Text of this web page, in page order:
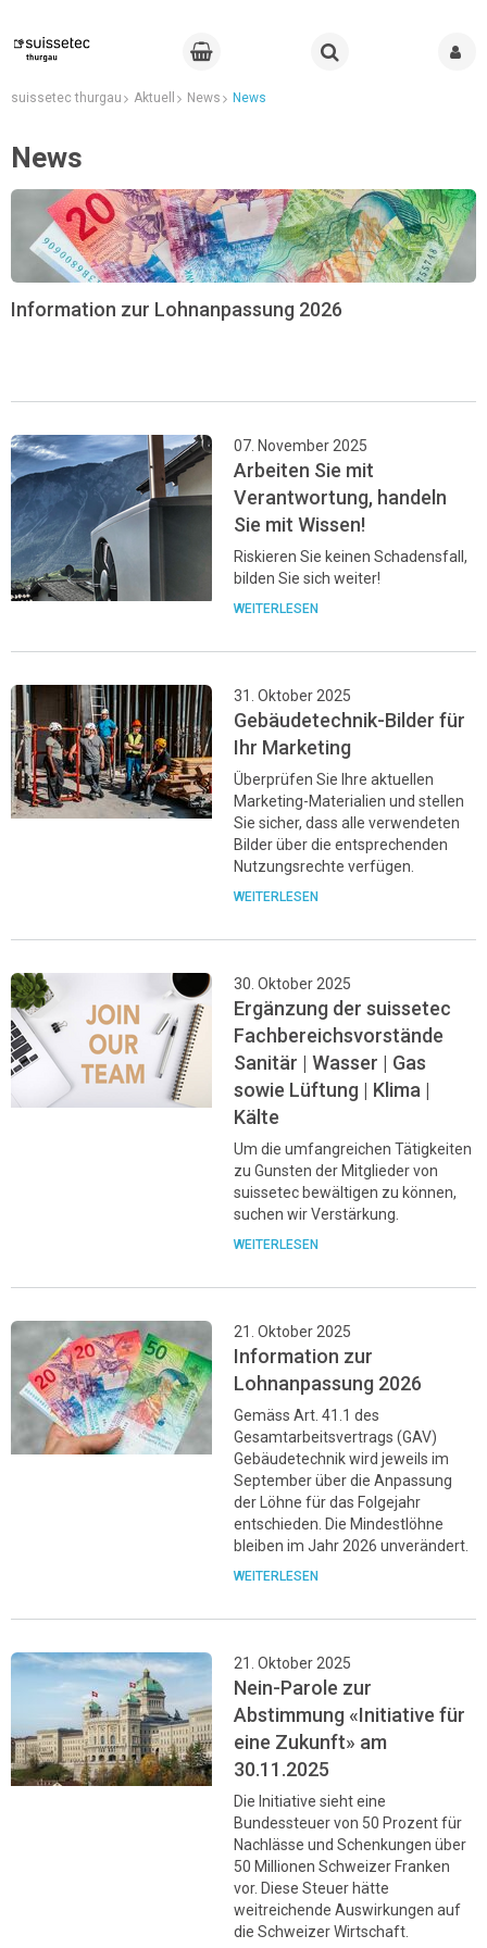
suissetec thurgau Aktuell News News
News
07. November 2025
Arbeiten Sie mit
Verantwortung, handeln
Sie mit Wissen!
Riskieren Sie keinen Schadensfall,
bilden Sie sich weiter!
WEITERLESEN
31. Oktober 2025
Gebäudetechnik-Bilder für
Ihr Marketing
Überprüfen Sie Ihre aktuellen
Marketing-Materialien und stellen
Sie sicher, dass alle verwendeten
Bilder über die entsprechenden
Nutzungsrechte verfügen.
WEITERLESEN
30. Oktober 2025
Ergänzung der suissetec
Fachbereichsvorstände
Sanitär | Wasser | Gas
sowie Lüftung | Klima |
Kälte
Um die umfangreichen Tätigkeiten
zu Gunsten der Mitglieder von
suissetec bewältigen zu können,
suchen wir Verstärkung.
WEITERLESEN
21. Oktober 2025
Information zur
Lohnanpassung 2026
Gemäss Art. 41.1 des
Gesamtarbeitsvertrags (GAV)
Gebäudetechnik wird jeweils im
September über die Anpassung
der Löhne für das Folgejahr
entschieden. Die Mindestlöhne
bleiben im Jahr 2026 unverändert.
WEITERLESEN
21. Oktober 2025
Nein-Parole zur
Abstimmung «Initiative für
eine Zukunft» am
30.11.2025
Die Initiative sieht eine
Bundessteuer von 50 Prozent für
Nachlässe und Schenkungen über
50 Millionen Schweizer Franken
vor. Diese Steuer hätte
weitreichende Auswirkungen auf
die Schweizer Wirtschaft.
Information zur Lohnanpassung 2026